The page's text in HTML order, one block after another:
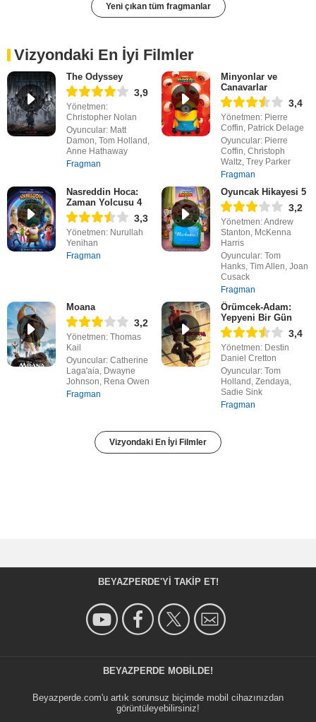
Yeni çıkan tüm fragmanlar
Vizyondaki En İyi Filmler
The Odyssey
3,9
Yönetmen:
Christopher Nolan
Oyuncular: Matt
Damon, Tom Holland,
Anne Hathaway
Fragman
Minyonlar ve
Canavarlar
3,4
Yönetmen: Pierre
Coffin, Patrick Delage
Oyuncular: Pierre
Coffin, Christoph
Waltz, Trey Parker
Fragman
Nasreddin Hoca:
Zaman Yolcusu 4
3,3
Yönetmen: Nurullah
Yenihan
Fragman
Oyuncak Hikayesi 5
3,2
Yönetmen: Andrew
Stanton, McKenna
Harris
Oyuncular: Tom
Hanks, Tim Allen, Joan
Cusack
Fragman
Moana
3,2
Yönetmen: Thomas
Kail
Oyuncular: Catherine
Laga'aia, Dwayne
Johnson, Rena Owen
Fragman
Örümcek-Adam:
Yepyeni Bir Gün
3,4
Yönetmen: Destin
Daniel Cretton
Oyuncular: Tom
Holland, Zendaya,
Sadie Sink
Fragman
Vizyondaki En İyi Filmler
BEYAZPERDE'YI TAKIP ET!
BEYAZPERDE MOBILDE!
Beyazperde.com'u artık sorunsuz biçimde mobil cihazınızdan
görüntüleyebilirsiniz!